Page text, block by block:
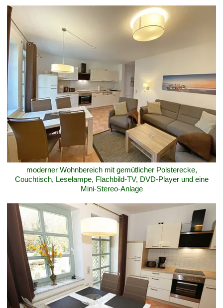
moderner Wohnbereich mit gemütlicher Polsterecke,
Couchtisch, Leselampe, Flachbild-TV, DVD-Player und eine
Mini-Stereo-Anlage